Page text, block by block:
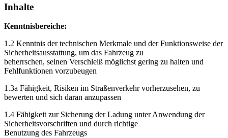
Inhalte
Kenntnisbereiche:
1.2 Kenntnis der technischen Merkmale und der Funktionsweise der
Sicherheitsausstattung, um das Fahrzeug zu
beherrschen, seinen Verschleiß möglichst gering zu halten und
Fehlfunktionen vorzubeugen
1.3a Fähigkeit, Risiken im Straßenverkehr vorherzusehen, zu
bewerten und sich daran anzupassen
1.4 Fähigkeit zur Sicherung der Ladung unter Anwendung der
Sicherheitsvorschriften und durch richtige
Benutzung des Fahrzeugs